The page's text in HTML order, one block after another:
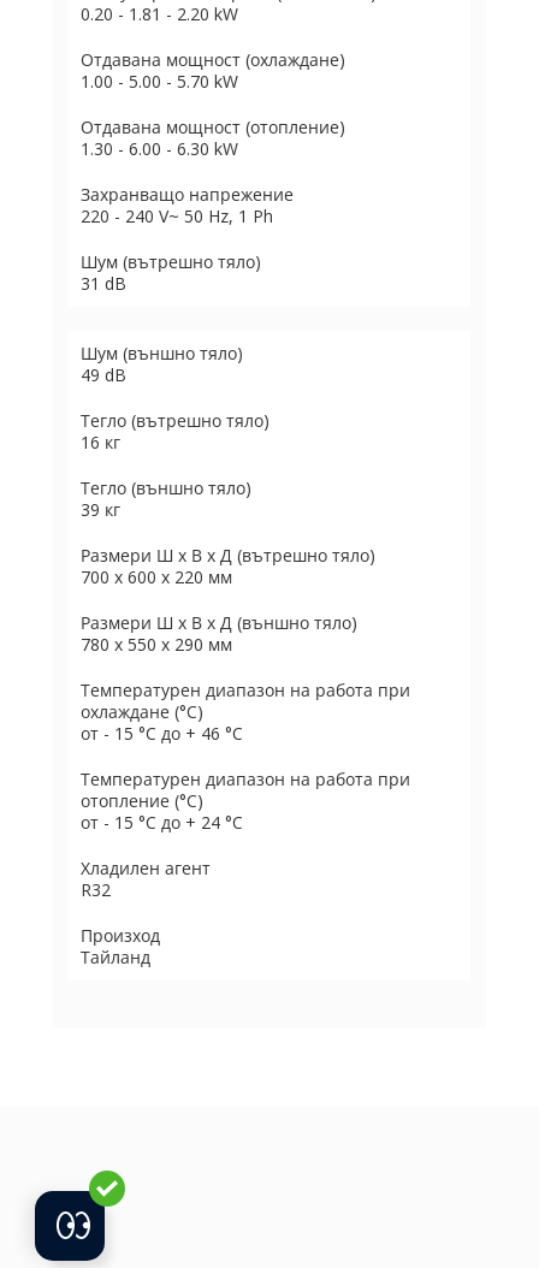
0.20 - 1.81 - 2.20 kW
Отдавана мощност (охлаждане)
1.00 - 5.00 - 5.70 kW
Отдавана мощност (отопление)
1.30 - 6.00 - 6.30 kW
Захранващо напрежение
220 - 240 V~ 50 Hz, 1 Ph
Шум (вътрешно тяло)
31 dB
Шум (външно тяло)
49 dB
Тегло (вътрешно тяло)
16 кг
Тегло (външно тяло)
39 кг
Размери Ш х В х Д (вътрешно тяло)
700 x 600 x 220 мм
Размери Ш х В х Д (външно тяло)
780 х 550 х 290 мм
Температурен диапазон на работа при
охлаждане (°C)
от - 15 °C до + 46 °C
Температурен диапазон на работа при
отопление (°C)
от - 15 °C до + 24 °C
Хладилен агент
R32
Произход
Тайланд